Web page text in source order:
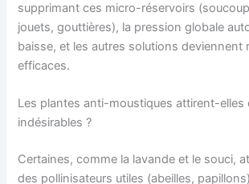
supprimant ces micro-réservoirs
jouets, gouttières), la pression globale
baisse, et les autres solutions deviennent
efficaces.
Les plantes anti-moustiques attirent-elles
indésirables ?
Certaines, comme la lavande et le souci,
des pollinisateurs utiles (abeilles,